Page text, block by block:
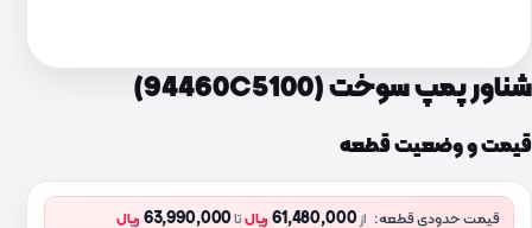
شناور پمپ سوخت (94460C5100)
قیمت و وضعیت قطعه
قیمت حدودی قطعه: از61,480,000 ریالتا63,990,000 ریال